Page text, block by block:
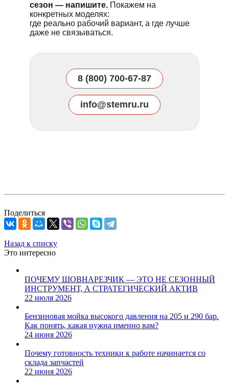
сезон — напишите. Покажем на
конкретных моделях:
где реально рабочий вариант, а где лучше
даже не связываться.
8 (800) 700-67-87
info@stemru.ru
Поделиться
Назад к списку
Это интересно
ПОЧЕМУ ШОВНАРЕЗЧИК — ЭТО НЕ СЕЗОННЫЙ
ИНСТРУМЕНТ, А СТРАТЕГИЧЕСКИЙ АКТИВ
22 июля 2026
Бензиновая мойка высокого давления на 205 и 290 бар.
Как понять, какая нужна именно вам?
24 июня 2026
Почему готовность техники к работе начинается со
склада запчастей
22 июня 2026